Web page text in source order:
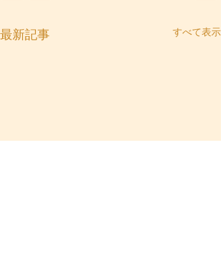
最新記事 すべて表示